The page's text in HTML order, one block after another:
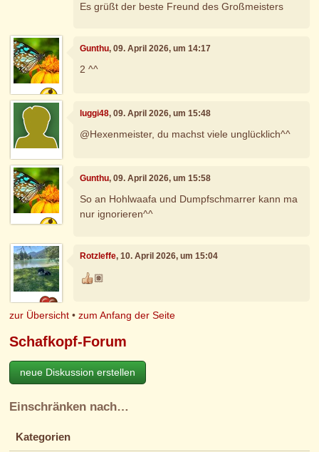
Es grüßt der beste Freund des Großmeisters
Gunthu, 09. April 2026, um 14:17
2 ^^
luggi48, 09. April 2026, um 15:48
@Hexenmeister, du machst viele unglücklich^^
Gunthu, 09. April 2026, um 15:58
So an Hohlwaafa und Dumpfschmarrer kann ma
nur ignorieren^^
Rotzleffe, 10. April 2026, um 15:04
🏽
zur Übersicht •zum Anfang der Seite
Schafkopf-Forum
neue Diskussion erstellen
Einschränken nach…
Kategorien